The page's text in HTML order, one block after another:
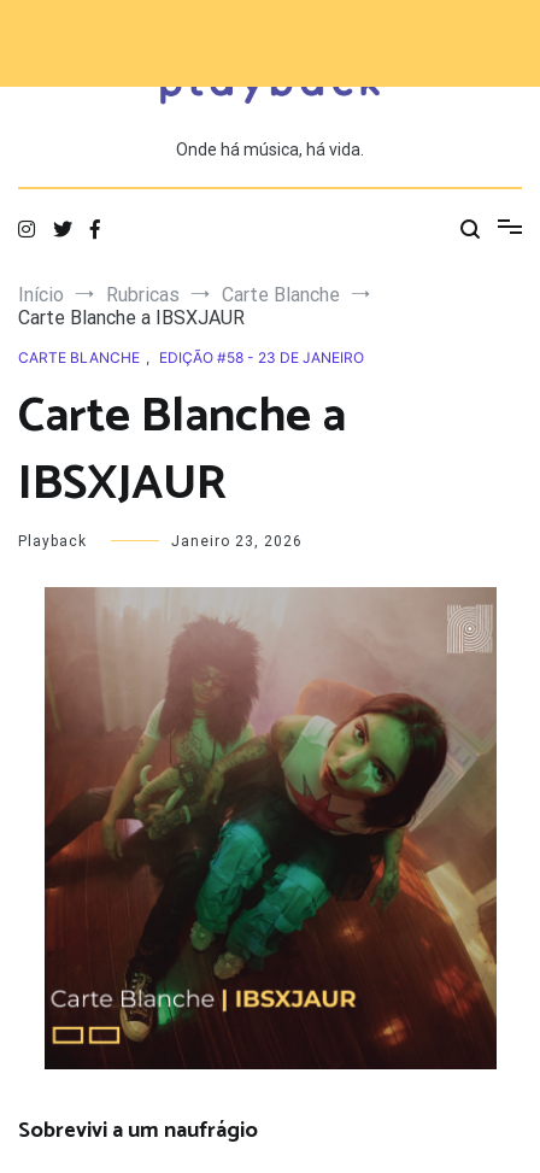
conteúdo
Onde há música, há vida.
Início Rubricas
Carte Blanche
Carte Blanche a IBSXJAUR
CARTE BLANCHE , EDIÇÃO #58 - 23 DE JANEIRO
Carte Blanche a
IBSXJAUR
Playback Janeiro 23, 2026
Sobrevivi a um naufrágio